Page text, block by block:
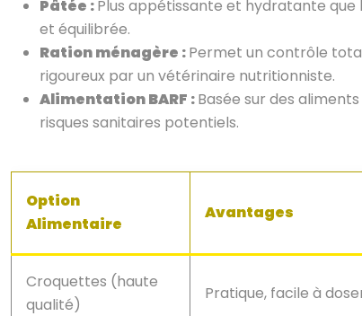
Pâtée :Plus appétissante et hydratante que
et équilibrée.
Ration ménagère :Permet un contrôle
rigoureux par un vétérinaire nutritionniste.
Alimentation BARF :Basée sur des
risques sanitaires potentiels.
Option
Alimentaire
Avantages
Croquettes (haute
qualité)
Pratique, facile à